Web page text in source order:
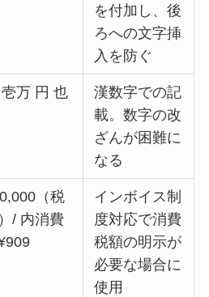
を付加し、後
ろへの文字挿
入を防ぐ
万 円 也
漢数字での記
載。数字の改
ざんが困難に
なる
（税
/ 内消費
インボイス制
度対応で消費
税額の明示が
必要な場合に
使用